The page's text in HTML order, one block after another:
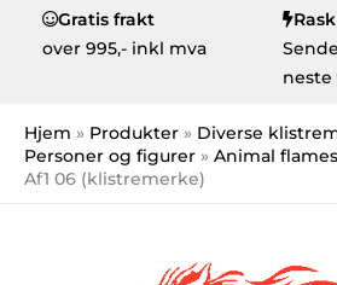
Gratis frakt
over 995,- inkl mva
neste
Hjem Produkter
Diverse
Personer og figurer
Animal flames
Af1 06 (klistremerke)